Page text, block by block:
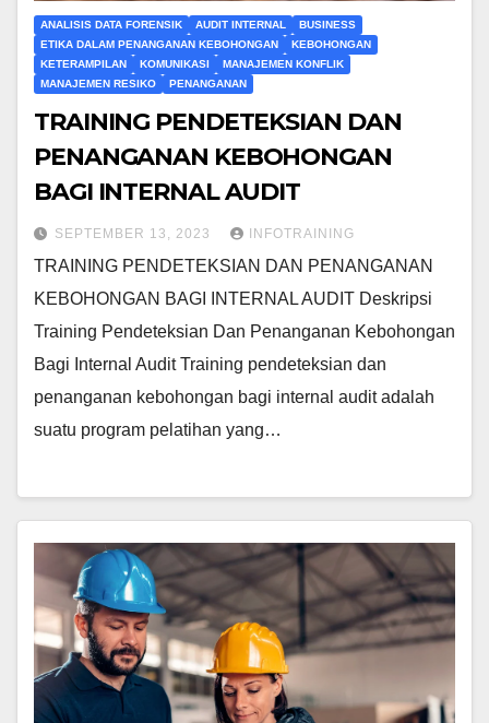
ANALISIS DATA FORENSIK AUDIT INTERNAL
BUSINESS
ETIKA DALAM PENANGANAN KEBOHONGAN
KEBOHONGAN
KETERAMPILAN
KOMUNIKASI
MANAJEMEN KONFLIK
MANAJEMEN RESIKO
PENANGANAN
TRAINING PENDETEKSIAN DAN
PENANGANAN KEBOHONGAN
BAGI INTERNAL AUDIT
SEPTEMBER 13, 2023 INFOTRAINING
TRAINING PENDETEKSIAN DAN PENANGANAN
KEBOHONGAN BAGI INTERNAL AUDIT Deskripsi
Training Pendeteksian Dan Penanganan Kebohongan
Bagi Internal Audit Training pendeteksian dan
penanganan kebohongan bagi internal audit adalah
suatu program pelatihan yang…